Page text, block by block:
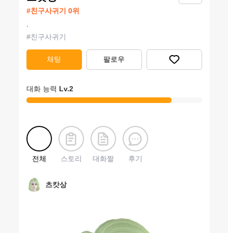
#친구사귀기 0위
#친구사귀기
채팅 팔로우
대화 능력 Lv.2
전체 스토리 대화짤 후기
츠캇상